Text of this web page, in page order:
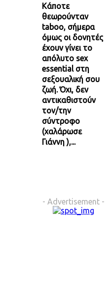
Κάποτε
θεωρούνταν
taboo, σήμερα
όμως οι δονητές
έχουν γίνει το
απόλυτο sex
essential στη
σεξουαλική σου
ζωή. Όχι, δεν
αντικαθιστούν
τον/την
σύντροφο
(χαλάρωσε
Γιάννη ),...
- Advertisement -